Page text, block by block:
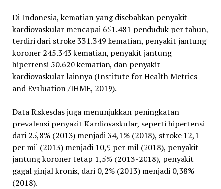
Di Indonesia, kematian yang disebabkan penyakit
kardiovaskular mencapai 651.481 penduduk per tahun,
terdiri dari stroke 331.349 kematian, penyakit jantung
koroner 245.343 kematian, penyakit jantung
hipertensi 50.620 kematian, dan penyakit
kardiovaskular lainnya (Institute for Health Metrics
and Evaluation /IHME, 2019).
Data Riskesdas juga menunjukkan peningkatan
prevalensi penyakit Kardiovaskular, seperti hipertensi
dari 25,8% (2013) menjadi 34,1% (2018), stroke 12,1
per mil (2013) menjadi 10,9 per mil (2018), penyakit
jantung koroner tetap 1,5% (2013-2018), penyakit
gagal ginjal kronis, dari 0,2% (2013) menjadi 0,38%
(2018).